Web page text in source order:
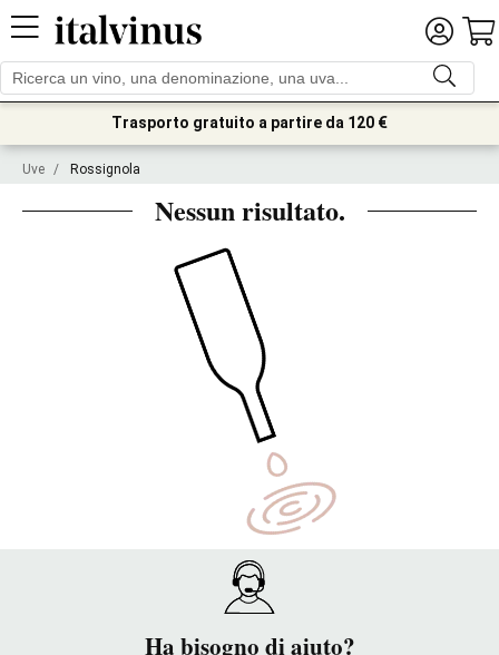
Trasporto gratuito a partire da 120 €
Uve / Rossignola
Nessun risultato.
Ha bisogno di aiuto?